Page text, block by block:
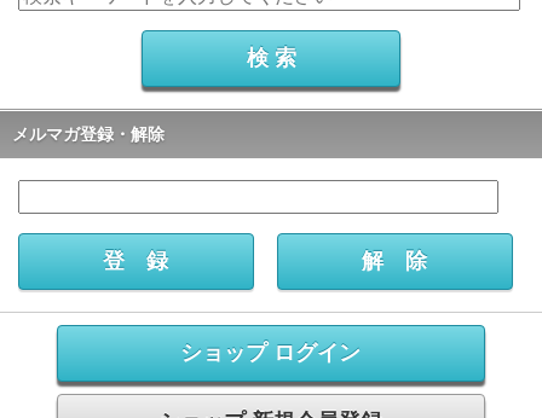
メルマガ登録・解除
ショップ ログイン